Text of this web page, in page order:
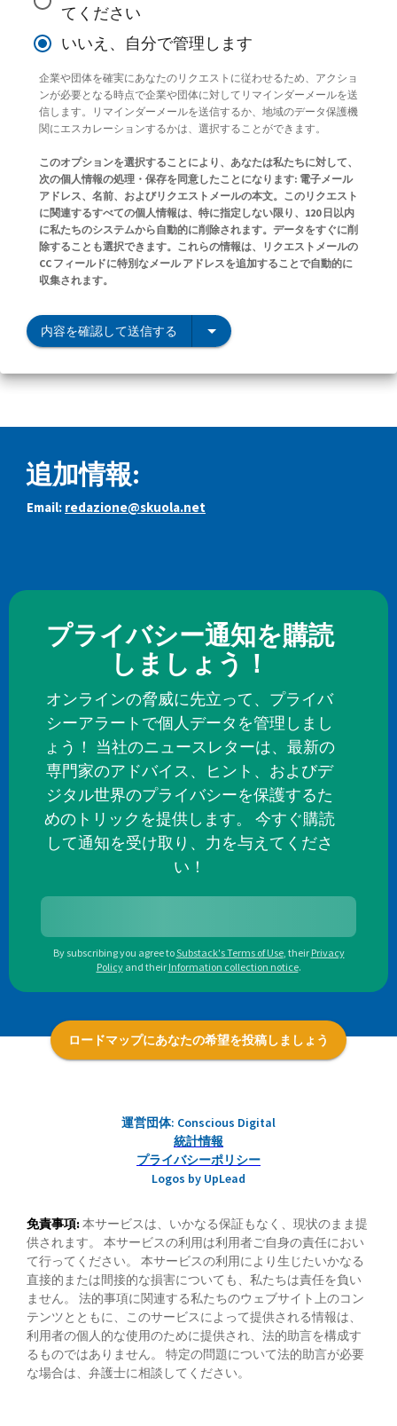
てください
いいえ、自分で管理します
企業や団体を確実にあなたのリクエストに従わせるため、アクショ
ンが必要となる時点で企業や団体に対してリマインダーメールを送
信します。リマインダーメールを送信するか、地域のデータ保護機
関にエスカレーションするかは、選択することができます。
このオプションを選択することにより、あなたは私たちに対して、
次の個人情報の処理・保存を同意したことになります: 電子メール
アドレス、名前、およびリクエストメールの本文。このリクエスト
に関連するすべての個人情報は、特に指定しない限り、120 日以内
に私たちのシステムから自動的に削除されます。データをすぐに削
除することも選択できます。これらの情報は、リクエストメールの
CC フィールドに特別なメール アドレスを追加することで自動的に
収集されます。
内容を確認して送信する
追加情報:
Email: redazione@skuola.net
プライバシー通知を購読
しましょう！
オンラインの脅威に先立って、プライバ
シーアラートで個人データを管理しまし
ょう！ 当社のニュースレターは、最新の
専門家のアドバイス、ヒント、およびデ
ジタル世界のプライバシーを保護するた
めのトリックを提供します。 今すぐ購読
して通知を受け取り、力を与えてくださ
い！
By subscribing you agree toSubstack's Terms of Use, their Privacy
Policy and their Information collection notice.
ロードマップにあなたの希望を投稿しましょう
運営団体: Conscious Digital
統計情報
プライバシーポリシー
Logos by UpLead
免責事項: 本サービスは、いかなる保証もなく、現状のまま提
供されます。 本サービスの利用は利用者ご自身の責任におい
て行ってください。 本サービスの利用により生じたいかなる
直接的または間接的な損害についても、私たちは責任を負い
ません。 法的事項に関連する私たちのウェブサイト上のコン
テンツとともに、このサービスによって提供される情報は、
利用者の個人的な使用のために提供され、法的助言を構成す
るものではありません。 特定の問題について法的助言が必要
な場合は、弁護士に相談してください。